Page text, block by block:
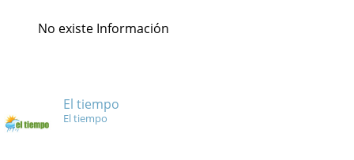
No existe Información
El tiempo
El tiempo